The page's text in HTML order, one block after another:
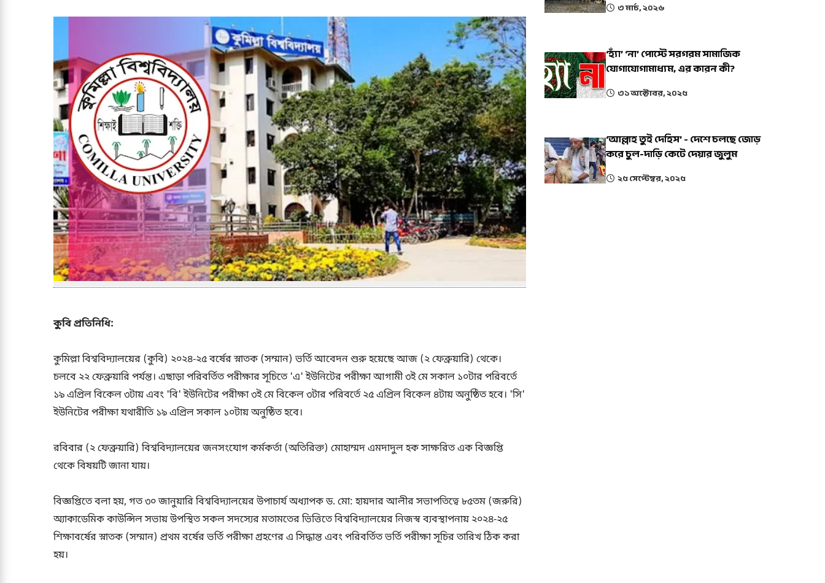
কু্বি প্রতিনিধি:
কুমিল্লা বিশ্ববিদ্যালয়ের (কুবি) ২০২৪-২৫ বর্ষের স্নাতক (সম্মান) ভর্তি আবেদন শুরু হয়েছে আজ (২ ফেব্রুয়ারি) থেকে।
চলবে ২২ ফেব্রুয়ারি পর্যন্ত। এছাড়া পরিবর্তিত পরীক্ষার সূচিতে 'এ' ইউনিটের পরীক্ষা আগামী ৩ই মে সকাল ১০টার পরিবর্তে
১৯ এপ্রিল বিকেল ৩টায় এবং 'বি' ইউনিটের পরীক্ষা ৩ই মে বিকেল ৩টার পরিবর্তে ২৫ এপ্রিল বিকেল ৪টায় অনুষ্ঠিত হবে। 'সি'
ইউনিটের পরীক্ষা যথারীতি ১৯ এপ্রিল সকাল ১০টায় অনুষ্ঠিত হবে।
রবিবার (২ ফেব্রুয়ারি) বিশ্ববিদ্যালয়ের জনসংযোগ কর্মকর্তা (অতিরিক্ত) মোহাম্মদ এমদাদুল হক সাক্ষরিত এক বিজ্ঞপ্তি
থেকে বিষয়টি জানা যায়।
বিজ্ঞপ্তিতে বলা হয়, গত ৩০ জানুয়ারি বিশ্ববিদ্যালয়ের উপাচার্য অধ্যাপক ড. মো: হায়দার আলীর সভাপতিত্বে ৮৫তম (জরুরি)
অ্যাকাডেমিক কাউন্সিল সভায় উপস্থিত সকল সদস্যের মতামতের ভিত্তিতে বিশ্ববিদ্যালয়ের নিজস্ব ব্যবস্থাপনায় ২০২৪-২৫
শিক্ষাবর্ষের স্নাতক (সম্মান) প্রথম বর্ষের ভর্তি পরীক্ষা গ্রহণের এ সিদ্ধান্ত এবং পরিবর্তিত ভর্তি পরীক্ষা সূচির তারিখ ঠিক করা
হয়।
৩ মার্চ, ২০২৬
‘হ্যাঁ’ ‘না’ পোস্টে সরগরম সামাজিক
যোগাযোগামাধ্যম, এর কারন কী?
৩১ অক্টোবর, ২০২৫
‘আল্লাহ তুই দেহিস’ - দেশে চলছে জোড়
করে চুল-দাড়ি কেটে দেয়ার জুলুম
২৫ সেপ্টেম্বর, ২০২৫